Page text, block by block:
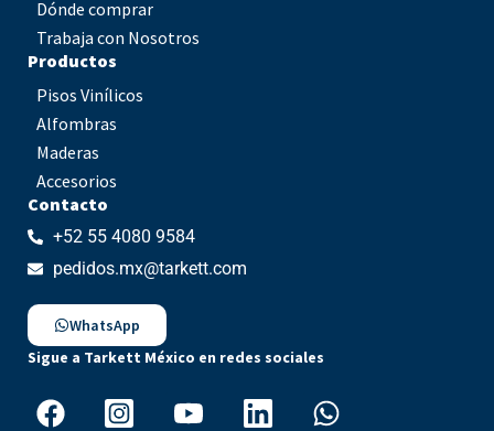
Dónde comprar
Trabaja con Nosotros
Productos
Pisos Vinílicos
Alfombras
Maderas
Accesorios
Contacto
+52 55 4080 9584
pedidos.mx@tarkett.com
WhatsApp
Sigue a Tarkett México en redes sociales